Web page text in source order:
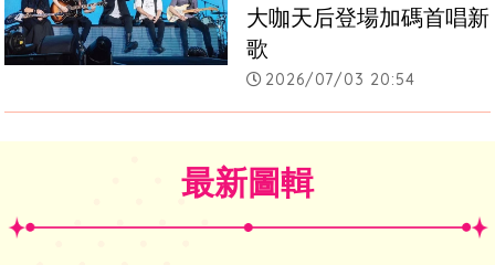
大咖天后登場加碼首唱新
歌
2026/07/03 20:54
最新圖輯